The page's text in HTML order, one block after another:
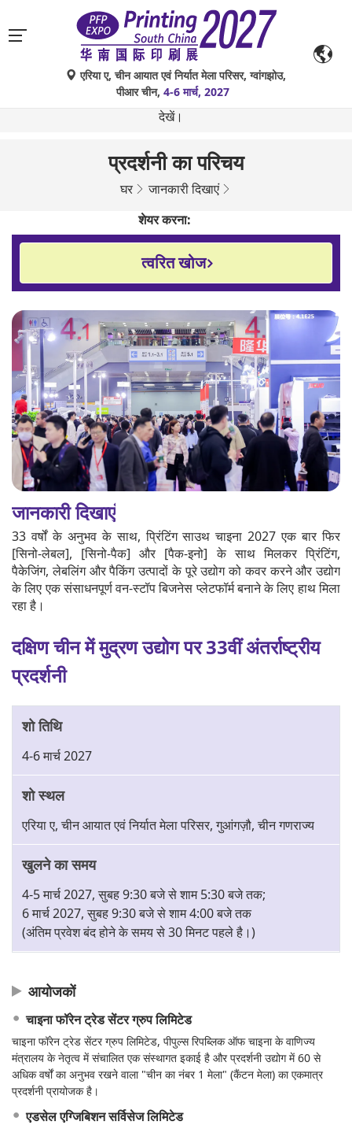
गूगल ट्रांसलेट द्वारा किए गए स्वचालित अनुवाद केवल संदर्भ के लिए हैं और
त्रुटिपूर्ण हो सकते हैं। किसी भी प्रश्न के लिए कृपया मूल भाषा संस्करण
देखें।
एरिया ए, चीन आयात एवं निर्यात मेला परिसर, ग्वांगझोउ,
पीआर चीन, 4-6 मार्च, 2027
प्रदर्शनी का परिचय
घर
जानकारी दिखाएं
शेयर करना:
त्वरित खोज
जानकारी दिखाएं
33 वर्षों के अनुभव के साथ, प्रिंटिंग साउथ चाइना 2027 एक बार फिर
[सिनो-लेबल], [सिनो-पैक] और [पैक-इनो] के साथ मिलकर प्रिंटिंग,
पैकेजिंग, लेबलिंग और पैकिंग उत्पादों के पूरे उद्योग को कवर करने और उद्योग
के लिए एक संसाधनपूर्ण वन-स्टॉप बिजनेस प्लेटफॉर्म बनाने के लिए हाथ मिला
रहा है।
दक्षिण चीन में मुद्रण उद्योग पर 33वीं अंतर्राष्ट्रीय
प्रदर्शनी
शो तिथि
4-6 मार्च 2027
शो स्थल
एरिया ए, चीन आयात एवं निर्यात मेला परिसर, गुआंगज़ौ, चीन गणराज्य
खुलने का समय
4-5 मार्च 2027, सुबह 9:30 बजे से शाम 5:30 बजे तक;
6 मार्च 2027, सुबह 9:30 बजे से शाम 4:00 बजे तक
(अंतिम प्रवेश बंद होने के समय से 30 मिनट पहले है।)
आयोजकों
चाइना फॉरेन ट्रेड सेंटर ग्रुप लिमिटेड
चाइना फॉरेन ट्रेड सेंटर ग्रुप लिमिटेड, पीपुल्स रिपब्लिक ऑफ चाइना के वाणिज्य
मंत्रालय के नेतृत्व में संचालित एक संस्थागत इकाई है और प्रदर्शनी उद्योग में 60 से
अधिक वर्षों का अनुभव रखने वाला "चीन का नंबर 1 मेला" (कैंटन मेला) का एकमात्र
प्रदर्शनी प्रायोजक है।
एडसेल एग्जिबिशन सर्विसेज लिमिटेड